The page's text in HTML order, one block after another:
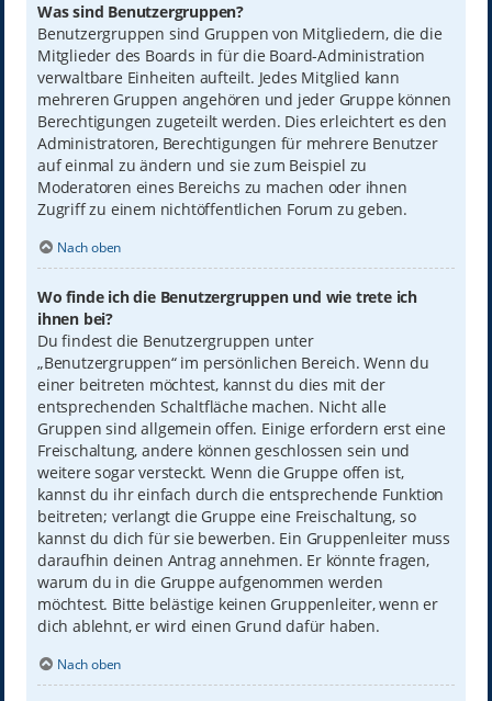
Was sind Benutzergruppen?
Benutzergruppen sind Gruppen von Mitgliedern, die die
Mitglieder des Boards in für die Board-Administration
verwaltbare Einheiten aufteilt. Jedes Mitglied kann
mehreren Gruppen angehören und jeder Gruppe können
Berechtigungen zugeteilt werden. Dies erleichtert es den
Administratoren, Berechtigungen für mehrere Benutzer
auf einmal zu ändern und sie zum Beispiel zu
Moderatoren eines Bereichs zu machen oder ihnen
Zugriff zu einem nichtöffentlichen Forum zu geben.
Nach oben
Wo finde ich die Benutzergruppen und wie trete ich
ihnen bei?
Du findest die Benutzergruppen unter
„Benutzergruppen“ im persönlichen Bereich. Wenn du
einer beitreten möchtest, kannst du dies mit der
entsprechenden Schaltfläche machen. Nicht alle
Gruppen sind allgemein offen. Einige erfordern erst eine
Freischaltung, andere können geschlossen sein und
weitere sogar versteckt. Wenn die Gruppe offen ist,
kannst du ihr einfach durch die entsprechende Funktion
beitreten; verlangt die Gruppe eine Freischaltung, so
kannst du dich für sie bewerben. Ein Gruppenleiter muss
daraufhin deinen Antrag annehmen. Er könnte fragen,
warum du in die Gruppe aufgenommen werden
möchtest. Bitte belästige keinen Gruppenleiter, wenn er
dich ablehnt, er wird einen Grund dafür haben.
Nach oben